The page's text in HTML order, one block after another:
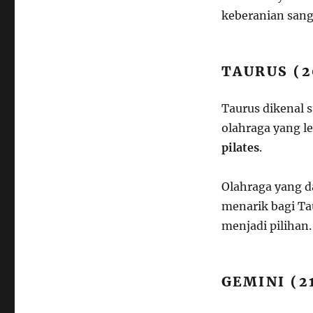
keberanian
TAURUS
Taurus dikenal
olahraga yang
pilates.
Olahraga yang
menarik bagi
menjadi pilihan.
GEMINI